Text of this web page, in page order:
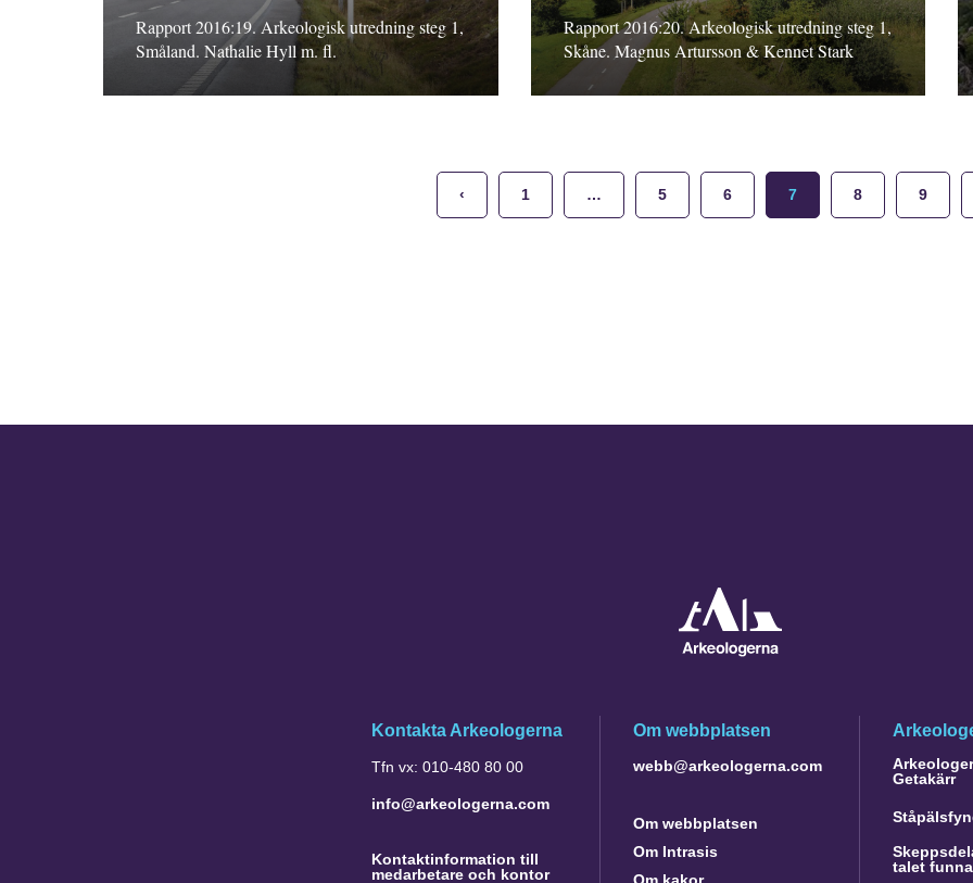
Rapport 2016:19. Arkeologisk utredning steg 1,
Småland. Nathalie Hyll m. fl.
Rapport 2016:20. Arkeologisk utredning steg 1,
Skåne. Magnus Artursson & Kennet Stark
‹ 1 … 5 6 7 8 9
Kontakta Arkeologerna
Tfn vx: 010-480 80 00
info@arkeologerna.com
Kontaktinformation till
medarbetare och kontor
Om webbplatsen
webb@arkeologerna.com
Om webbplatsen
Om Intrasis
Getakärr
talet